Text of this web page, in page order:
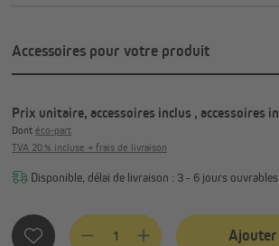
Accessoires pour votre produit
Prix unitaire, accessoires inclus , accessoires
Dont éco-part
TVA 20 % incluse + frais de livraison
Disponible, délai de livraison : 3 - 6 jours ouvrables
Quantité de produit : Entrez la
Ajouter